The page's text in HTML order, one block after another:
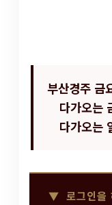
부산경주 금
다가오는
다가오는
▼ 로그인을